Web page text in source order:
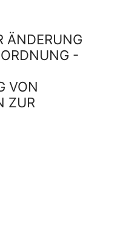
ÄNDERUNG
-
VON
ZUR